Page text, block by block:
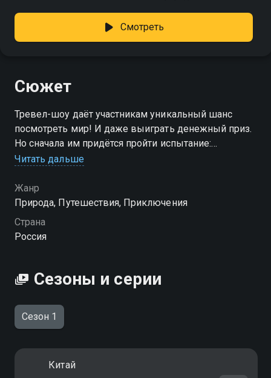
Смотреть
Сюжет
Тревел-шоу даёт участникам уникальный шанс
посмотреть мир! И даже выиграть денежный приз.
Но сначала им придётся пройти испытание:
добраться из пункта А в пункт Б в паре с
Посмотреть онлайн 1 сезон сериала Рюкзак вы
можете совершенно бесплатно в хорошем HD
качестве на Смотрёшке
Читать дальше
Жанр
Природа, Путешествия, Приключения
Страна
Россия
Сезоны и серии
Сезон 1
Китай